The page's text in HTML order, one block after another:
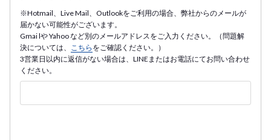
※Hotmail、Live Mail、Outlookをご利用の場合、弊社からのメールが
届かない可能性がございます。
Gmai lや Yahoo など別のメールアドレスをご入力ください。（問題解
決については、
こちら をご確認ください。）
3営業日以内に返信がない場合は、LINEまたはお電話にてお問い合わせ
ください。